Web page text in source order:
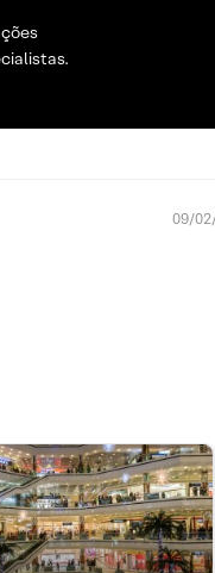
09/